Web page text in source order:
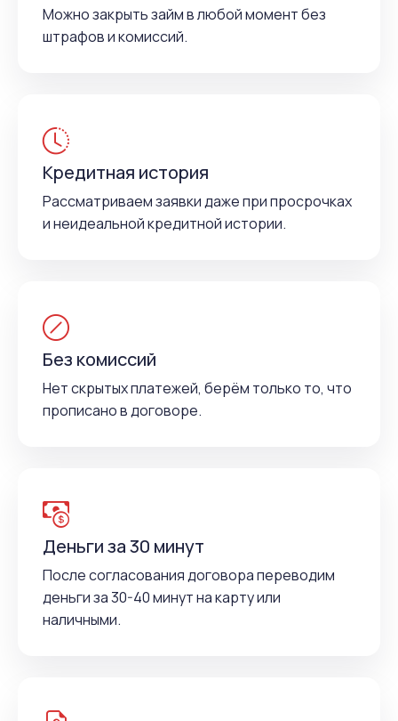
Можно закрыть займ в любой момент без
штрафов и комиссий.
Кредитная история
Рассматриваем заявки даже при просрочках
и неидеальной кредитной истории.
Без комиссий
Нет скрытых платежей, берём только то, что
прописано в договоре.
Деньги за 30 минут
После согласования договора переводим
деньги за 30-40 минут на карту или
наличными.